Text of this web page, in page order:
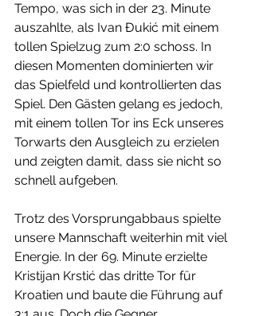
Tempo, was sich in der 23. Minute
auszahlte, als Ivan Đukić mit einem
tollen Spielzug zum 2:0 schoss. In
diesen Momenten dominierten wir
das Spielfeld und kontrollierten das
Spiel. Den Gästen gelang es jedoch,
mit einem tollen Tor ins Eck unseres
Torwarts den Ausgleich zu erzielen
und zeigten damit, dass sie nicht so
schnell aufgeben.
Trotz des Vorsprungabbaus spielte
unsere Mannschaft weiterhin mit viel
Energie. In der 69. Minute erzielte
Kristijan Krstić das dritte Tor für
Kroatien und baute die Führung auf